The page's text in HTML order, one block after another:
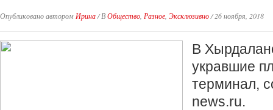
Опубликовано автором Ирина/ВОбщество Разное Эксклюзивно/26 ноября, 2018
В
укравшие
терминал,
news.ru.